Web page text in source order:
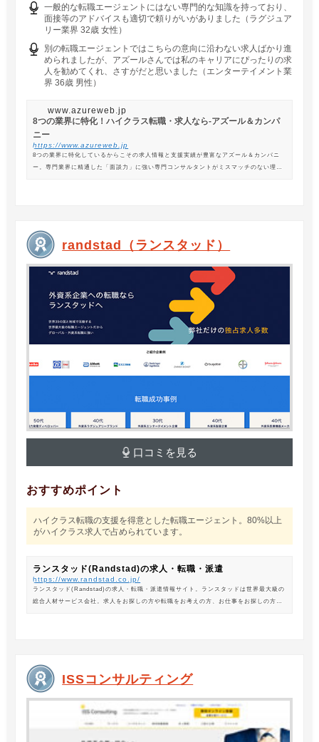
一般的な転職エージェントにはない専門的な知識を持っており、
面接等のアドバイスも適切で頼りがいがありました（ラグジュア
リー業界 32歳 女性）
別の転職エージェントではこちらの意向に沿わない求人ばかり進
められましたが、アズールさんでは私のキャリアにぴったりの求
人を勧めてくれ、さすがだと思いました（エンターテイメント業
界 36歳 男性）
www.azureweb.jp
8つの業界に特化！ハイクラス転職・求人なら-アズール＆カンパ
ニー
https://www.azureweb.jp
8つの業界に特化しているからこその求人情報と支援実績が豊富なアズール＆カンパニ
ー。専門業界に精通した「面談力」に強い専門コンサルタントがミスマッチのない理想
randstad（ランスタッド）
口コミを見る
おすすめポイント
ハイクラス転職の支援を得意とした転職エージェント。80%以上
がハイクラス求人で占められています。
ランスタッド(Randstad)の求人・転職・派遣
https://www.randstad.co.jp/
ランスタッド(Randstad)の求人・転職・派遣情報サイト。ランスタッドは世界最大級の
総合人材サービス会社。求人をお探しの方や転職をお考えの方、お仕事をお探しの方に
ISSコンサルティング